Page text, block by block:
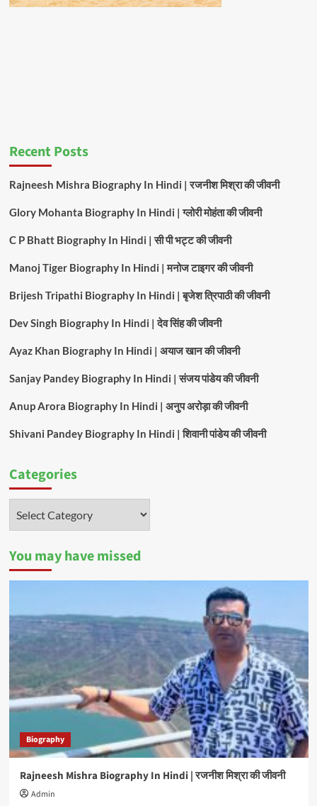
Recent Posts
Rajneesh Mishra Biography In Hindi | रजनीश मिश्रा की जीवनी
Glory Mohanta Biography In Hindi | ग्लोरी मोहंता की जीवनी
C P Bhatt Biography In Hindi | सी पी भट्ट की जीवनी
Manoj Tiger Biography In Hindi | मनोज टाइगर की जीवनी
Brijesh Tripathi Biography In Hindi | बृजेश त्रिपाठी की जीवनी
Dev Singh Biography In Hindi | देव सिंह की जीवनी
Ayaz Khan Biography In Hindi | अयाज खान की जीवनी
Sanjay Pandey Biography In Hindi | संजय पांडेय की जीवनी
Anup Arora Biography In Hindi | अनुप अरोड़ा की जीवनी
Shivani Pandey Biography In Hindi | शिवानी पांडेय की जीवनी
Categories
You may have missed
Biography
Rajneesh Mishra Biography In Hindi | रजनीश मिश्रा की जीवनी
Admin